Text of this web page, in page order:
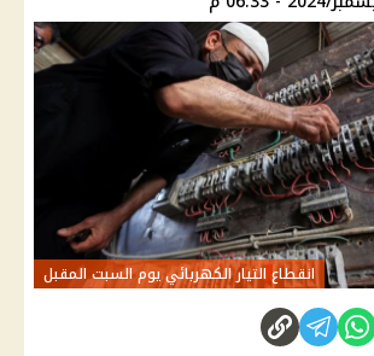
انقطاع التيار الكهربائي يوم السبت المقبل